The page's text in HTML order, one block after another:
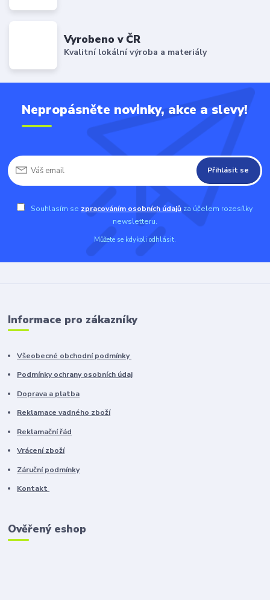
Vyrobeno v ČR
Kvalitní lokální výroba a materiály
Nepropásněte novinky, akce a slevy!
Přihlásit se
Souhlasím se zpracováním osobních údajů za účelem rozesílky
newsletteru.
Můžete se kdykoli odhlásit.
Informace pro zákazníky
Všeobecné obchodní podmínky
Podmínky ochrany osobních údaj
Doprava a platba
Reklamace vadného zboží
Reklamační řád
Vrácení zboží
Záruční podmínky
Kontakt
Ověřený eshop